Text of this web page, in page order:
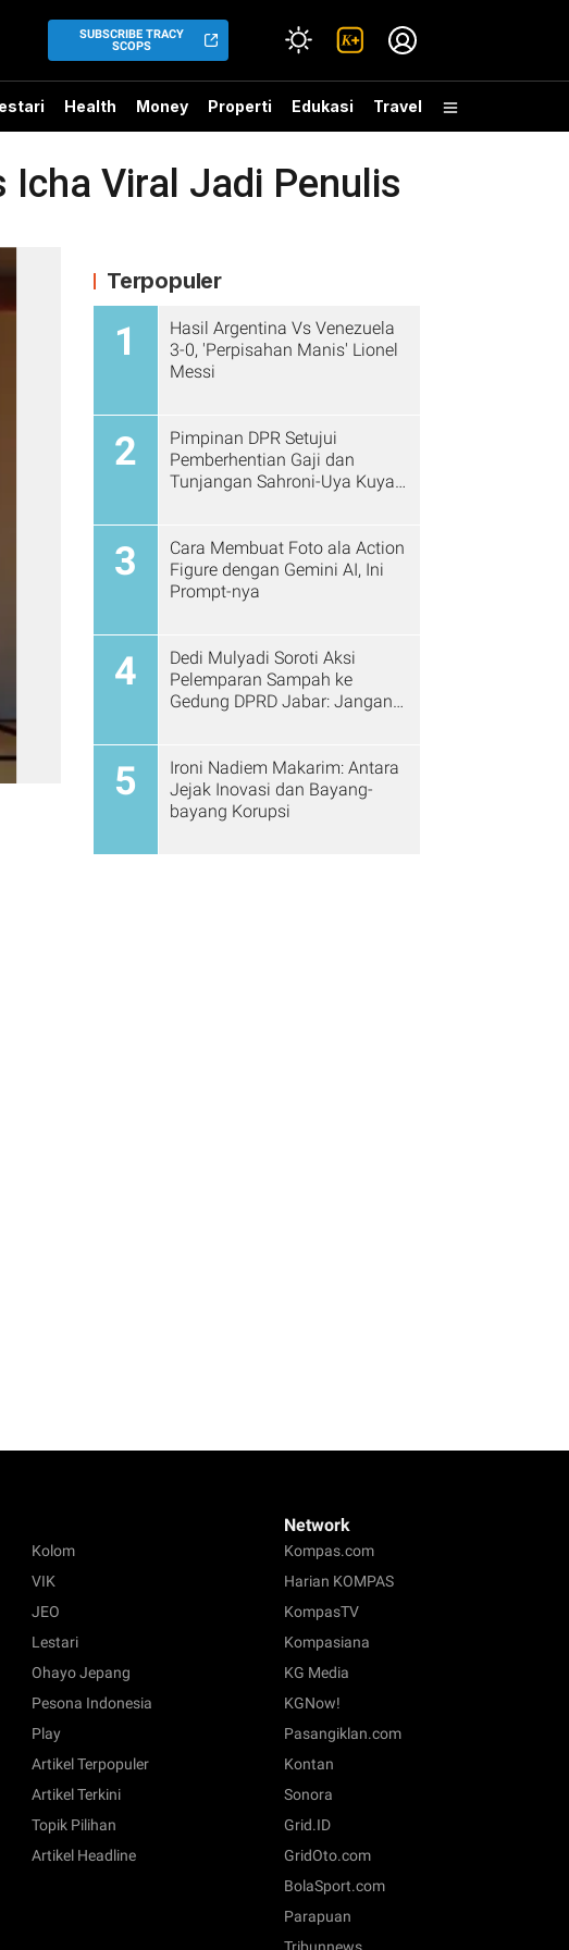
SUBSCRIBE TRACY
SCOPS
Health Money Properti Edukasi Travel
Icha Viral Jadi Penulis
Terpopuler
1
Hasil Argentina Vs Venezuela
3-0, 'Perpisahan Manis' Lionel
Messi
2
Pimpinan DPR Setujui
Pemberhentian Gaji dan
Tunjangan Sahroni-Uya Kuya
3
Cara Membuat Foto ala Action
Figure dengan Gemini AI, Ini
Prompt-nya
4
Dedi Mulyadi Soroti Aksi
Pelemparan Sampah ke
Gedung DPRD Jabar: Jangan
5
Ironi Nadiem Makarim: Antara
Jejak Inovasi dan Bayang-
bayang Korupsi
Kolom
VIK
JEO
Lestari
Ohayo Jepang
Pesona Indonesia
Play
Artikel Terpopuler
Artikel Terkini
Topik Pilihan
Artikel Headline
Network
Kompas.com
Harian KOMPAS
KompasTV
Kompasiana
KG Media
KGNow!
Pasangiklan.com
Kontan
Sonora
Grid.ID
GridOto.com
BolaSport.com
Parapuan